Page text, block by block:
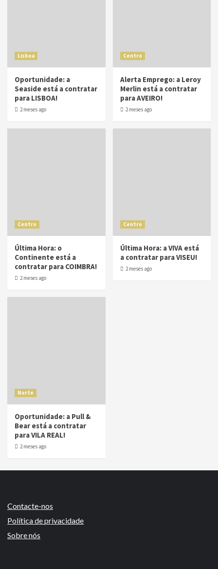
Lisboa
Oportunidade: a
Seaside está a contratar
para LISBOA!
2 meses ago
Centro
Alerta Emprego: a Leroy
Merlin está a contratar
para AVEIRO!
2 meses ago
Centro
Última Hora: o
Continente está a
contratar para COIMBRA!
2 meses ago
Centro
Última Hora: a VIVA está
a contratar para VISEU!
2 meses ago
Norte
Oportunidade: a Pull &
Bear está a contratar
para VILA REAL!
2 meses ago
Contacte-nos
Política de privacidade
Sobre nós